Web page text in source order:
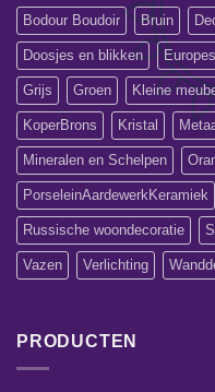
Bodour Boudoir Bruin
Doosjes en blikken
Grijs Groen Kleine
KoperBrons Kristal
Mineralen en Schelpen
PorseleinAardewerkKeramiek
Russische woondecoratie
Vazen Verlichting
PRODUCTEN